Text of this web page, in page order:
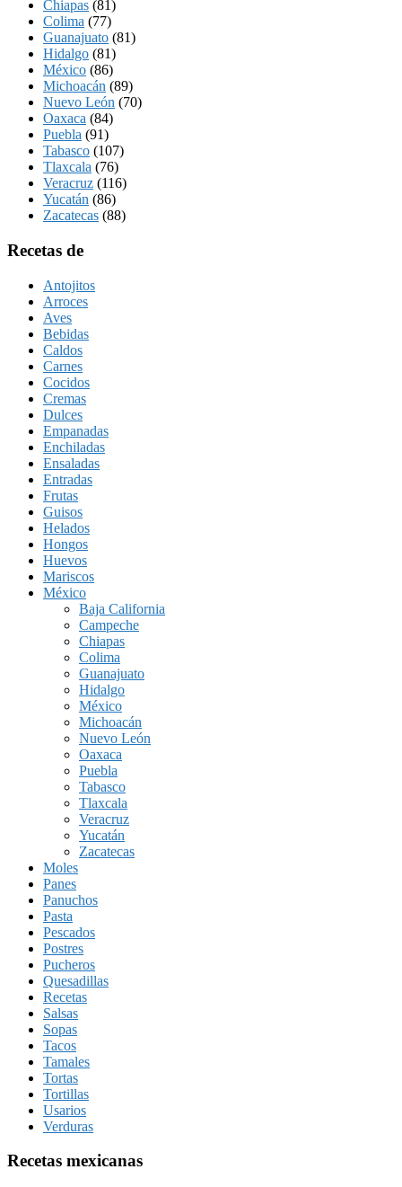
Chiapas (81)
Colima (77)
Guanajuato (81)
Hidalgo (81)
México (86)
Michoacán (89)
Nuevo León (70)
Oaxaca (84)
Puebla (91)
Tabasco (107)
Tlaxcala (76)
Veracruz (116)
Yucatán (86)
Zacatecas (88)
Recetas de
Antojitos
Arroces
Aves
Bebidas
Caldos
Carnes
Cocidos
Cremas
Dulces
Empanadas
Enchiladas
Ensaladas
Entradas
Frutas
Guisos
Helados
Hongos
Huevos
Mariscos
México
Baja California
Campeche
Chiapas
Colima
Guanajuato
Hidalgo
México
Michoacán
Nuevo León
Oaxaca
Puebla
Tabasco
Tlaxcala
Veracruz
Yucatán
Zacatecas
Moles
Panes
Panuchos
Pasta
Pescados
Postres
Pucheros
Quesadillas
Recetas
Salsas
Sopas
Tacos
Tamales
Tortas
Tortillas
Usarios
Verduras
Recetas mexicanas